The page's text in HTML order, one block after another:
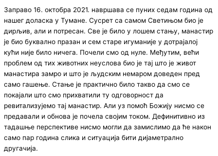
Заправо 16. октобра 2021. навршава се пуних седам година од
нашег доласка у Тумане. Сусрет са самом Светињом био је
дирљив, али и потресан. Све је било у лошем стању, манастир
је био буквално празан и сем старе игуманије у дотрајалој
кући није било ничега. Почели смо од нуле. Међутим, већи
проблем од тих животних неуслова био је тај што је живот
манастира замро и што је људским немаром доведен пред
само гашење. Стање је практично било такво да смо се
покајали што смо прихватили ту одговорност да
ревитализујемо тај манастир. Али уз помоћ Божију нисмо се
предавали и обнова је почела својим током. Дефинитивно из
тадашње перспективе нисмо могли да замислимо да ће након
само пар година слика и ситуација бити дијаметрално
другачија.